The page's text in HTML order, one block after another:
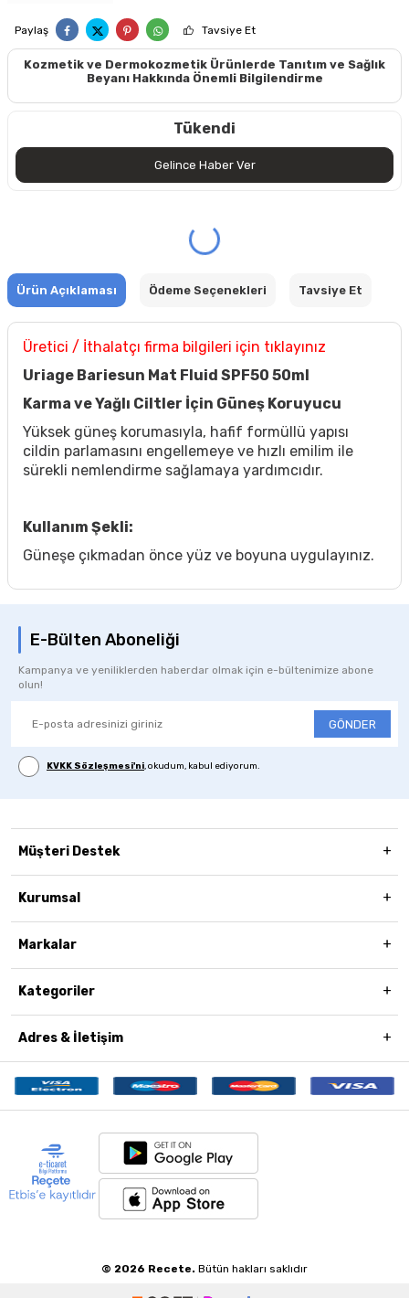
Paylaş Tavsiye Et
Kozmetik ve Dermokozmetik Ürünlerde Tanıtım ve Sağlık
Beyanı Hakkında Önemli Bilgilendirme
Tükendi
Gelince Haber Ver
Ürün Açıklaması Ödeme Seçenekleri Tavsiye Et
Üretici / İthalatçı firma bilgileri için tıklayınız
Uriage Bariesun Mat Fluid SPF50 50ml
Karma ve Yağlı Ciltler İçin Güneş Koruyucu
Yüksek güneş korumasıyla, hafif formüllü yapısı
cildin parlamasını engellemeye ve hızlı emilim ile
sürekli nemlendirme sağlamaya yardımcıdır.
Kullanım Şekli:
Güneşe çıkmadan önce yüz ve boyuna uygulayınız.
E-Bülten Aboneliği
Kampanya ve yeniliklerden haberdar olmak için e-bültenimize abone
olun!
GÖNDER
KVKK Sözleşmesi'ni, okudum, kabul ediyorum.
Müşteri Destek
Kurumsal
Markalar
Kategoriler
Adres & İletişim
© 2026 Recete. Bütün hakları saklıdır